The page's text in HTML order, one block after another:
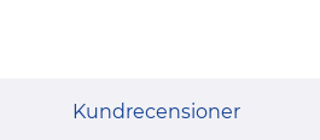
Kundrecensioner